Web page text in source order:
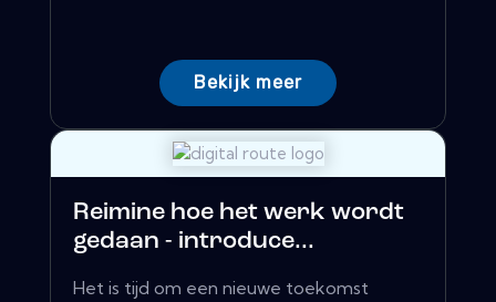
Bekijk meer
Reimine hoe het werk wordt
gedaan - introduce...
Het is tijd om een ​​nieuwe toekomst